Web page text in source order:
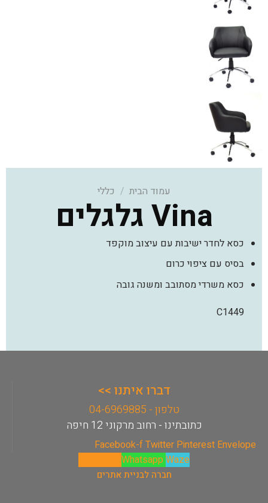
עמוד הבית / כללי
Vina גלגלים
כסא לחדר ישיבות עם עיצוב מוקפד
בסיס עם ציפוי כרום
כסא משרדי מסתובב ומשנה גובה
C1449
דברו איתנו >>
טלפון - 04-6969885
כתובתינו - רחוב מרקוני 12 חיפה
Facebook-f Twitter Pinterest Envelope
WhatsappWaze
חברה לבניית אתרים